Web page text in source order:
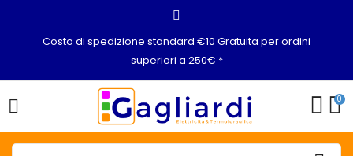
Costo di spedizione standard €10 Gratuita per ordini
superiori a 250€ *
0